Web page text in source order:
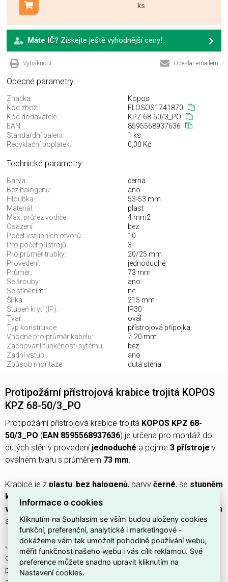
ks
Přidat do košíku
Máte IČ? Získejte ještě výhodnější ceny!
Vytisknout Odeslat emailem
Obecné parametry
Značka:
Kopos
Kód zboží:
ELOSOS1741870
Kód dodavatele:
KPZ 68-50/3_PO
EAN:
8595568937636
Standardní balení:
1 ks
Recyklační poplatek:
0,00 Kč
Technické parametry
Barva:
černá
Bez halogenů:
ano
Hloubka.:
53-53 mm
Materiál:
plast
Max. průřez vodiče:
4 mm2
Osazení:
bez
Počet vstupních otvorů:
10
Pro počet přístrojů:
3
Pro průměr trubky:
20/25 mm
Provedení:
jednoduché
Průměr:
73 mm
Se šrouby:
ano
Se stíněním:
ne
Šířka:
215 mm
Stupeň krytí (IP):
IP30
Tvar:
ovál
Typ konstrukce:
přístrojová přípojka
Vhodné pro průměr kabelu:
7-20 mm
Zachování funkčnosti sytému:
bez
Zadní vstup:
ano
Způsob montáže:
dutá stěna
Protipožární přístrojová krabice trojitá KOPOS
KPZ 68-50/3_PO
Protipožární přístrojová krabice trojitá KOPOS KPZ 68-
50/3_PO ( EAN 8595568937636) je určena pro montáž do
dutých stěn v provedení jednoduché a pojme 3 přístroje v
oválném tvaru s průměrem 73 mm.
Krabice je z plastu, bez halogenů, barvy černé, se stupněm
krytí IP30
53 mm
vstupních otvorů
vhodných pro kabely o průměru
7–20 mm
a pro průřez vodiče až4 mm2.
Jde opřístrojovou přípojkus zadním vstupem,
dodávanou se
šrouby , bez osazenía bez stínění
pro trubky průměru20/25 mm
Informace o cookies
Kliknutím na Souhlasím se vším budou uloženy cookies
funkční, preferenční, analytické i marketingové -
dokážeme vám tak umožnit pohodlné používání webu,
měřit funkčnost našeho webu i vás cílit reklamou. Své
preference můžete snadno upravit kliknutím na
Nastavení cookies.